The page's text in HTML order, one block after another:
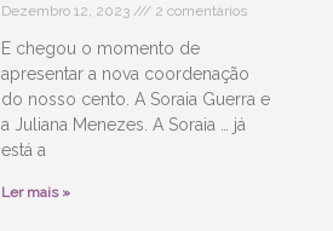
Dezembro 12, 2023 2 comentários
E chegou o momento de
apresentar a nova coordenação
do nosso cento. A Soraia Guerra e
a Juliana Menezes. A Soraia … já
está a
Ler mais »